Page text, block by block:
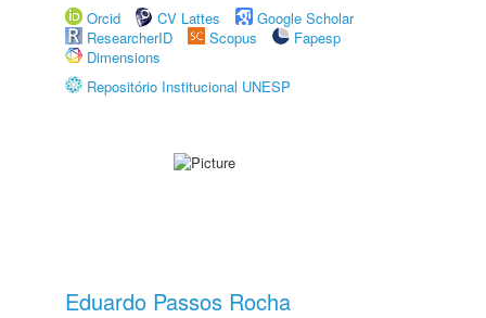
Orcid
CV Lattes
Google Scholar
ResearcherID
Scopus
Fapesp
Dimensions
Repositório Institucional UNESP
Eduardo Passos Rocha